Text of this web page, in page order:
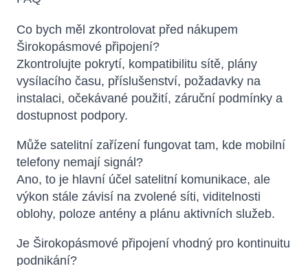
Co bych měl zkontrolovat před nákupem
Širokopásmové připojení?
Zkontrolujte pokrytí, kompatibilitu sítě, plány
vysílacího času, příslušenství, požadavky na
instalaci, očekávané použití, záruční podmínky a
dostupnost podpory.
Může satelitní zařízení fungovat tam, kde mobilní
telefony nemají signál?
Ano, to je hlavní účel satelitní komunikace, ale
výkon stále závisí na zvolené síti, viditelnosti
oblohy, poloze antény a plánu aktivních služeb.
Je Širokopásmové připojení vhodný pro kontinuitu
podnikání?